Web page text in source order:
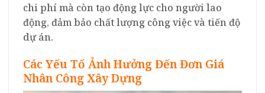
chi phí mà còn tạo động lực cho người lao
động, đảm bảo chất lượng công việc và tiến độ
dự án.
Các Yếu Tố Ảnh Hưởng Đến Đơn Giá
Nhân Công Xây Dựng